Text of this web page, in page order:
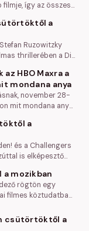
így az összes
a
Ruzowitzky
thrillerében a Die
HBO Maxra a
mondana anya
november 28-
mit mondana anya
a
és a Challengers
is elképesztő
mozikban
rögtön egy
filmes köztudatba
csütörtöktől a